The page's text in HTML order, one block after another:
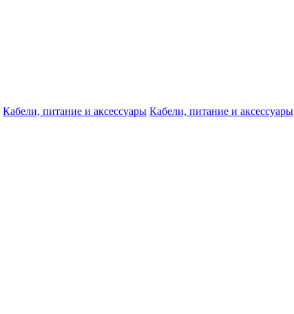
Кабели, питание и аксессуары Кабели, питание и аксессуары